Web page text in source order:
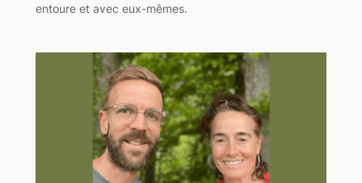
entoure et avec eux-mêmes.